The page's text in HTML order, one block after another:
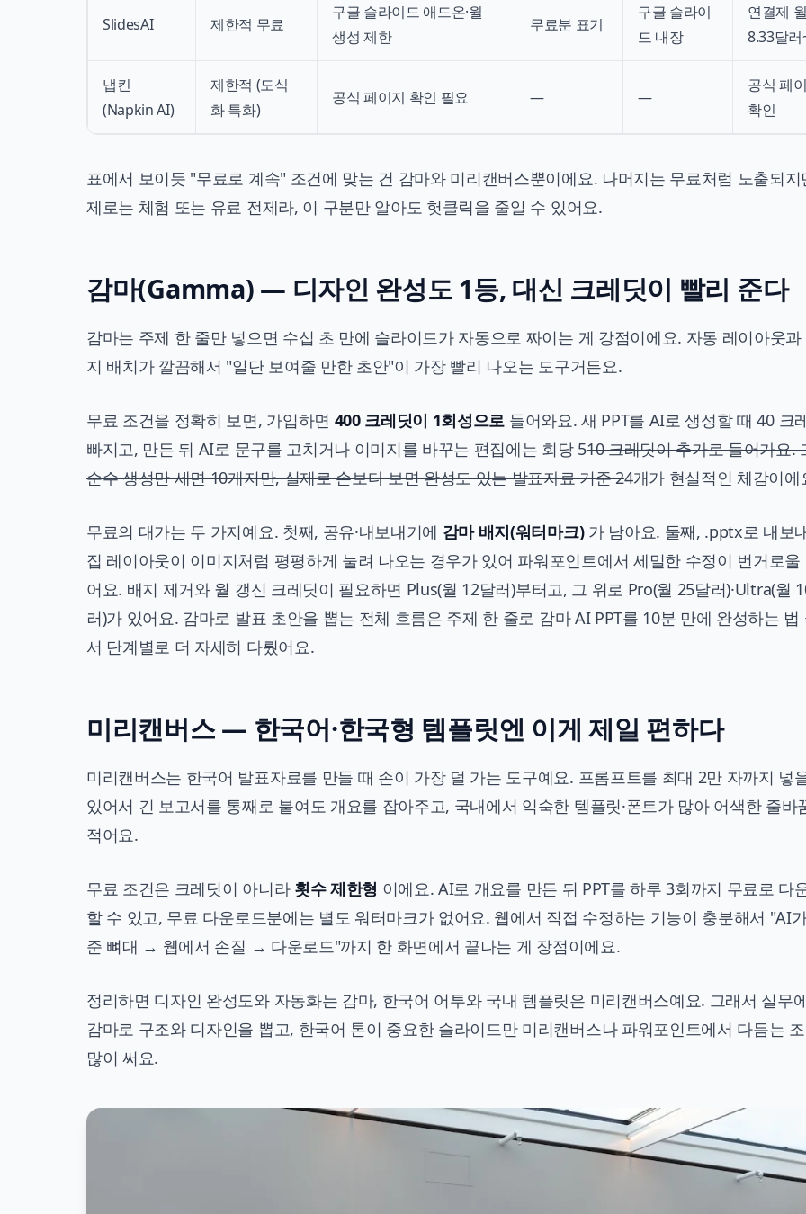
SlidesAI 제한적 무료
구글 슬라이드 애드온·월
생성 제한
무료분 표기
구글 슬라이
드 내장
연결제 월
8.33달러
냅킨
(Napkin AI)
제한적 (도식
화 특화)
공식 페이지 확인 필요 — —
공식 페
확인
표에서 보이듯 "무료로 계속" 조건에 맞는 건 감마와 미리캔버스뿐이에요. 나머지는 무료처럼 노출되지
제로는 체험 또는 유료 전제라, 이 구분만 알아도 헛클릭을 줄일 수 있어요.
감마(Gamma) — 디자인 완성도 1등, 대신 크레딧이 빨리 준다
감마는 주제 한 줄만 넣으면 수십 초 만에 슬라이드가 자동으로 짜이는 게 강점이에요. 자동 레이아웃과
지 배치가 깔끔해서 "일단 보여줄 만한 초안"이 가장 빨리 나오는 도구거든요.
무료 조건을 정확히 보면, 가입하면 400 크레딧이 1회성으로 들어와요. 새 PPT를 AI로 생성할 때 40 크
빠지고, 만든 뒤 AI로 문구를 고치거나 이미지를 바꾸는 편집에는 회당 510 크레딧이 추가로 들어가요.
순수 생성만 세면 10개지만, 실제로 손보다 보면 완성도 있는 발표자료 기준 24개가 현실적인 체감이에
무료의 대가는 두 가지예요. 첫째, 공유·내보내기에 감마 배지(워터마크)가 남아요. 둘째, .pptx로 내보
집 레이아웃이 이미지처럼 평평하게 눌려 나오는 경우가 있어 파워포인트에서 세밀한 수정이 번거로울
어요. 배지 제거와 월 갱신 크레딧이 필요하면 Plus(월 12달러)부터고, 그 위로 Pro(월 25달러)·Ultra(월
러)가 있어요. 감마로 발표 초안을 뽑는 전체 흐름은 주제 한 줄로 감마 AI PPT를 10분 만에 완성하는 법
서 단계별로 더 자세히 다뤘어요.
미리캔버스 — 한국어·한국형 템플릿엔 이게 제일 편하다
미리캔버스는 한국어 발표자료를 만들 때 손이 가장 덜 가는 도구예요. 프롬프트를 최대 2만 자까지 넣
있어서 긴 보고서를 통째로 붙여도 개요를 잡아주고, 국내에서 익숙한 템플릿·폰트가 많아 어색한 줄바
적어요.
무료 조건은 크레딧이 아니라 횟수 제한형 이에요. AI로 개요를 만든 뒤 PPT를 하루 3회까지 무료로 다
할 수 있고, 무료 다운로드분에는 별도 워터마크가 없어요. 웹에서 직접 수정하는 기능이 충분해서 "AI
준 뼈대 → 웹에서 손질 → 다운로드"까지 한 화면에서 끝나는 게 장점이에요.
정리하면 디자인 완성도와 자동화는 감마, 한국어 어투와 국내 템플릿은 미리캔버스예요. 그래서 실무
감마로 구조와 디자인을 뽑고, 한국어 톤이 중요한 슬라이드만 미리캔버스나 파워포인트에서 다듬는
많이 써요.